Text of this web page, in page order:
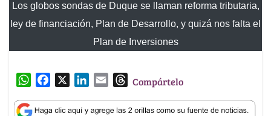
Los globos sondas de Duque se llaman reforma tributaria,
ley de financiación, Plan de Desarrollo, y quizá nos falta el
Plan de Inversiones
W
a
c
n
a
T
r
Compártelo